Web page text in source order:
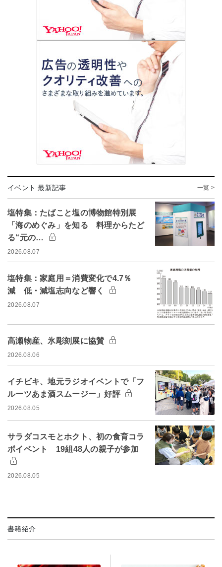
イベント 最新記事 一覧 >
塩特集：たばこと塩の博物館特別展
「海のめぐみ」を知る 料理からたど
る“元の…
2026.08.07
塩特集：家庭用＝消費変化で4.7％
減 低・減塩志向など響く
2026.08.07
高瀬物産、氷彫刻展に協賛
2026.08.06
イチビキ、地元ラジオイベントで「フ
ルーツあま酒スムージー」好評
2026.08.05
サラダコスモとホクト、初の食育コラ
ボイベント 19組48人の親子が参加
2026.08.05
書籍紹介